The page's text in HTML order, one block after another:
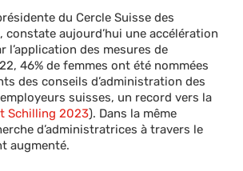
du Cercle Suisse des
aujourd’hui une accélération
l’application des mesures de
46% de femmes ont été nommées
des conseils d’administration des
suisses, un record vers la
Schilling 2023). Dans la même
d’administratrices à travers le
augmenté.